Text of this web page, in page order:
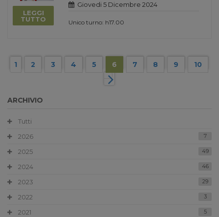
LEGGI
TUTTO
Giovedi 5 Dicembre 2024
Unico turno: h17.00
1 2 3 4 5 6 7 8 9 10
ARCHIVIO
Tutti
2026
7
2025 49
2024 46
2023 29
2022 3
2021 5